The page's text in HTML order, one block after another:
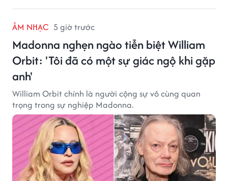
ÂM NHẠC 5 giờ trước
Madonna nghẹn ngào tiễn biệt William
Orbit: 'Tôi đã có một sự giác ngộ khi gặp
anh'
William Orbit chính là người cộng sự vô cùng quan
trọng trong sự nghiệp Madonna.